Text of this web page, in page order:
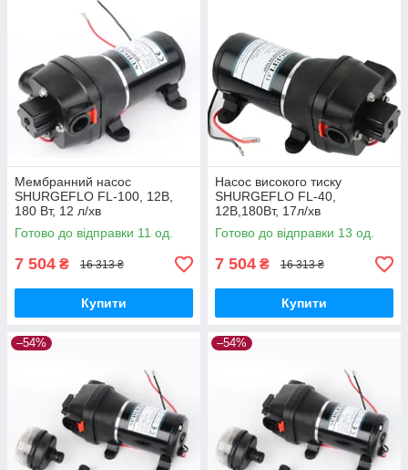
Мембранний насос
SHURGEFLO FL-100, 12В,
180 Вт, 12 л/хв
Готово до відправки 11 од.
7 504 ₴ 16 313 ₴
Купити
Насос високого тиску
SHURGEFLO FL-40,
12В,180Вт, 17л/хв
Готово до відправки 13 од.
7 504 ₴ 16 313 ₴
Купити
–54% –54%